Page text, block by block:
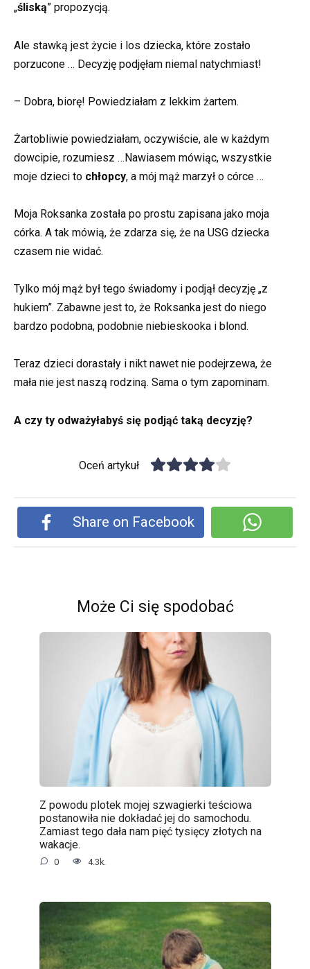
„śliską” propozycją.
Ale stawką jest życie i los dziecka, które zostało
porzucone … Decyzję podjęłam niemal natychmiast!
– Dobra, biorę! Powiedziałam z lekkim żartem.
Żartobliwie powiedziałam, oczywiście, ale w każdym
dowcipie, rozumiesz …Nawiasem mówiąc, wszystkie
moje dzieci to chłopcy, a mój mąż marzył o córce …
Moja Roksanka została po prostu zapisana jako moja
córka. A tak mówią, że zdarza się, że na USG dziecka
czasem nie widać.
Tylko mój mąż był tego świadomy i podjął decyzję „z
hukiem”. Zabawne jest to, że Roksanka jest do niego
bardzo podobna, podobnie niebieskooka i blond.
Teraz dzieci dorastały i nikt nawet nie podejrzewa, że
mała nie jest naszą rodziną. Sama o tym zapominam.
A czy ty odważyłabyś się podjąć taką decyzję?
Oceń artykuł
Share on Facebook
Może Ci się spodobać
Z powodu plotek mojej szwagierki teściowa
postanowiła nie dokładać jej do samochodu.
Zamiast tego dała nam pięć tysięcy złotych na
wakacje.
0 4.3k.